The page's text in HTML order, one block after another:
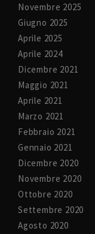
Novembre 2025
Giugno 2025
Aprile 2025
Aprile 2024
Dicembre 2021
Maggio 2021
Aprile 2021
Marzo 2021
Febbraio 2021
Gennaio 2021
Dicembre 2020
Novembre 2020
Ottobre 2020
Settembre 2020
Agosto 2020